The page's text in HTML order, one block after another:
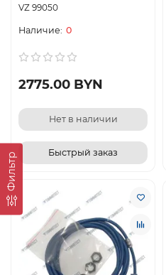
Фильтр
VZ 99050
0
2775.00 BYN
Нет в наличии
Быстрый заказ